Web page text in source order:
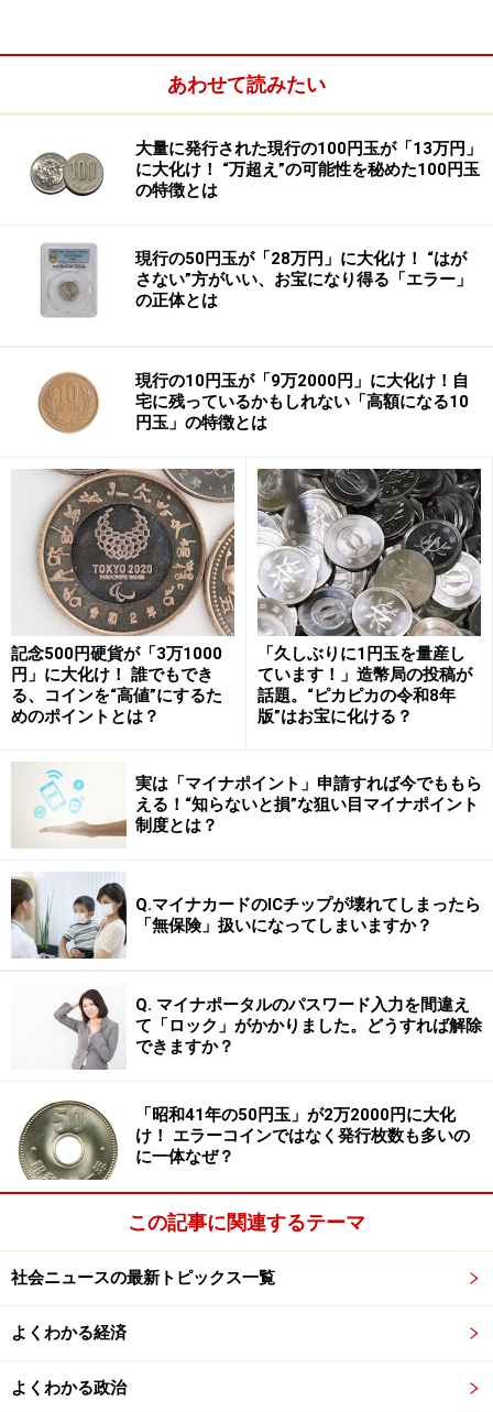
以前からクマの誘因物として生ゴミが注目されてきた
が、2025年の多くのニュースでクマがカキの木に登って
の管理も重要だ。つまり、人間の食べ物はクマにとって
も食べ物になり得る。
生ゴミ・残飯を屋外に放置しない、回収日までの保管を
しっかりと行い、臭い漏れを減らすことが重要で、保管
するとしてもクマが破壊できないような容器や建物の中
で保管することが重要である。
また、果樹（カキ、クリなど）は、収穫し尽くし、落果
を除去することが大切である。また、もう果実を利用し
ないのであれば、伐採することが大事で、特に2025年の
北東北のように森のドングリが凶作の場合には、集落内
点も注意が必要である。
東京の庭でビワを食べるクマに遭遇
最近、私が驚いたのが、東京で庭のビワの果実を食べに
来るクマがいたことだ。ビワを食べるクマというのは初
めて見聞きした。ビワは本来のクマの生息地には存在し
ないが、何かのきっかけで集落に現れたそのクマは、嗅
覚などを頼りにビワという存在を知り、試しに食べたと
ころビワの味を憶えてしまい、ビワの木に執着するよう
になってしまった。
このように私たちがすぐできること、そして日々やらな
ければいけないこととしては、やはりゴミや果樹といっ
たクマの食べ物となり得るものをきちんと管理し、クマ
がアプローチできないように放置などをしないことであ
私たち人間が食べられるものはクマも食べる。そうした
食べ物をクマが簡単に手に入れられないように注意し、
それらの味を一度たりともクマに憶えさせないことが重
を得られるか、常に考えながら行動する。
あわせて読みたい
大量に発行された現行の100円玉が「13万円」
に大化け！ “万超え”の可能性を秘めた100円玉
の特徴とは
現行の50円玉が「28万円」に大化け！ “はが
さない”方がいい、お宝になり得る「エラー」
の正体とは
現行の10円玉が「9万2000円」に大化け！自
宅に残っているかもしれない「高額になる10
円玉」の特徴とは
記念500円硬貨が「3万1000
円」に大化け！ 誰でもでき
る、コインを“高値”にするた
めのポイントとは？
「久しぶりに1円玉を量産し
ています！」造幣局の投稿が
話題。“ピカピカの令和8年
版”はお宝に化ける？
実は「マイナポイント」申請すれば今でももら
える！“知らないと損”な狙い目マイナポイント
制度とは？
Q.マイナカードのICチップが壊れてしまったら
「無保険」扱いになってしまいますか？
Q. マイナポータルのパスワード入力を間違え
て「ロック」がかかりました。どうすれば解除
できますか？
「昭和41年の50円玉」が2万2000円に大化
け！ エラーコインではなく発行枚数も多いの
に一体なぜ？
この記事に関連するテーマ
社会ニュースの最新トピックス一覧
よくわかる経済
よくわかる政治